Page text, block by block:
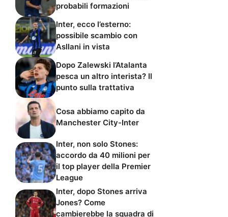
probabili formazioni
Inter, ecco l’esterno:
possibile scambio con
Asllani in vista
Dopo Zalewski l’Atalanta
pesca un altro interista? Il
punto sulla trattativa
Cosa abbiamo capito da
Manchester City-Inter
Inter, non solo Stones:
accordo da 40 milioni per
il top player della Premier
League
Inter, dopo Stones arriva
Jones? Come
cambierebbe la squadra di